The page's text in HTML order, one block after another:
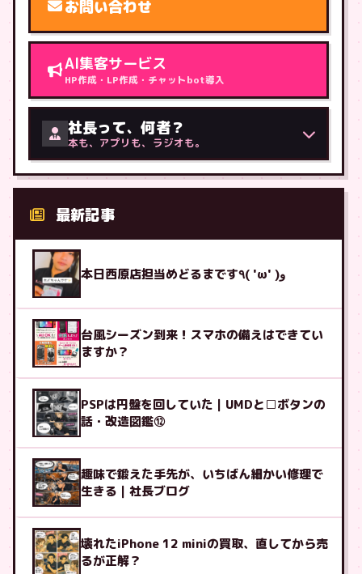
お問い合わせ
AI集客サービス
HP作成・LP作成・チャットbot導入
社長って、何者？
本も、アプリも、ラジオも。
最新記事
本日西原店担当めどるまです٩( 'ω' )و
台風シーズン到来！スマホの備えはできてい
ますか？
PSPは円盤を回していた｜UMDと□ボタンの
話・改造図鑑⑫
趣味で鍛えた手先が、いちばん細かい修理で
生きる｜社長ブログ
壊れたiPhone 12 miniの買取、直してから売
るが正解？